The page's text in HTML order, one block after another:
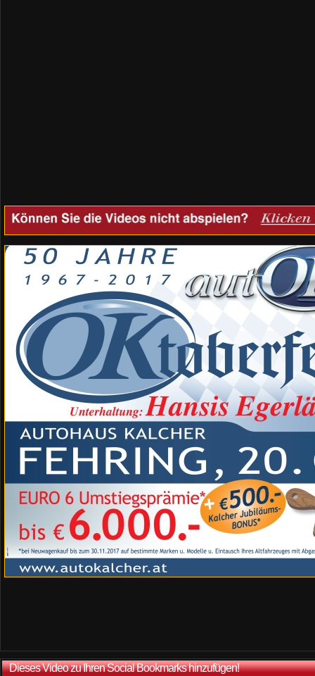
Dieses Video zu Ihren Social Bookmarks hinzufügen!